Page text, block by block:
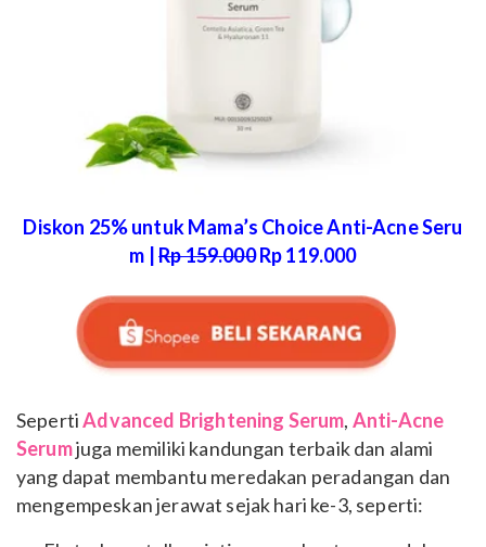
Diskon 25% untuk Mama’s Choice Anti-Acne Seru
m |Rp 159.000Rp 119.000
SepertiAdvanced Brightening Serum, Anti-Acne
Serumjuga memiliki kandungan terbaik dan alami
yang dapat membantu meredakan peradangan dan
mengempeskan jerawat sejak hari ke-3, seperti: